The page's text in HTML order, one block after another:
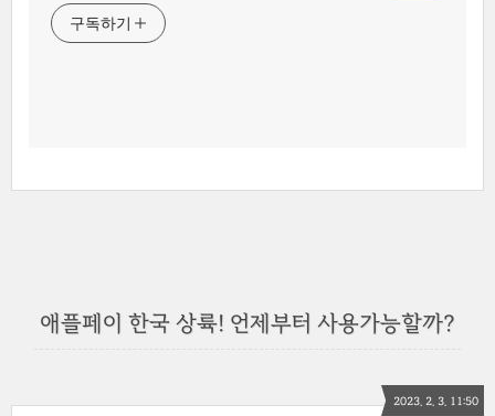
구독하기
애플페이 한국 상륙! 언제부터 사용가능할까?
2023. 2. 3. 11:50